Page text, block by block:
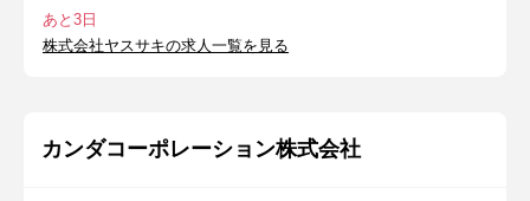
あと3日
株式会社ヤスサキの求人一覧を見る
カンダコーポレーション株式会社